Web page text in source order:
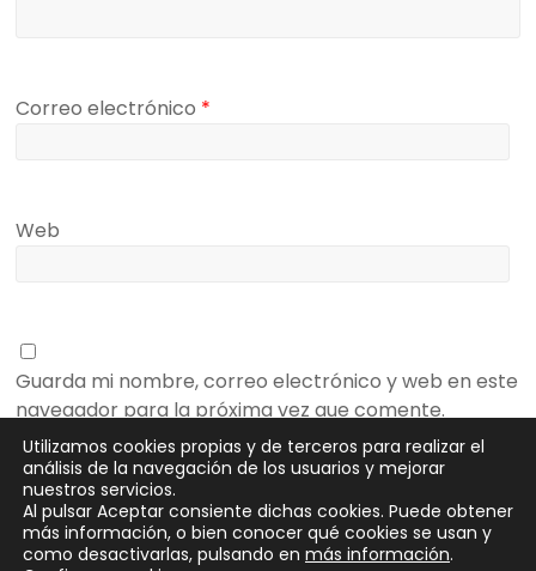
Correo electrónico *
Web
Guarda mi nombre, correo electrónico y web en este
navegador para la próxima vez que comente.
Utilizamos cookies propias y de terceros para realizar el
análisis de la navegación de los usuarios y mejorar
nuestros servicios.
Al pulsar Aceptar consiente dichas cookies. Puede obtener
más información, o bien conocer qué cookies se usan y
como desactivarlas, pulsando en más información.